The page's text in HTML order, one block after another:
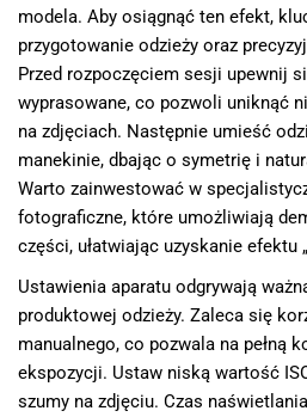
modela. Aby osiągnąć ten efekt,
przygotowanie odzieży oraz
Przed rozpoczęciem sesji upewnij
wyprasowane, co pozwoli uniknąć
na zdjęciach. Następnie umieść
manekinie, dbając o symetrię i
Warto zainwestować w
fotograficzne, które umożliwiają
części, ułatwiając uzyskanie efektu
Ustawienia aparatu odgrywają
produktowej odzieży. Zaleca się
manualnego, co pozwala na pełną
ekspozycji. Ustaw niską wartość
szumy na zdjęciu. Czas